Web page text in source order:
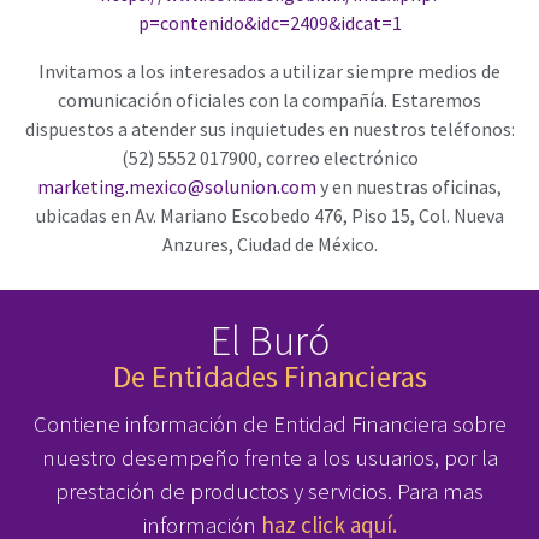
p=contenido&idc=2409&idcat=1
Invitamos a los interesados a utilizar siempre medios de
comunicación oficiales con la compañía. Estaremos
dispuestos a atender sus inquietudes en nuestros teléfonos:
(52) 5552 017900, correo electrónico
marketing.mexico@solunion.com y en nuestras oficinas,
ubicadas en Av. Mariano Escobedo 476, Piso 15, Col. Nueva
Anzures, Ciudad de México.
El Buró
De Entidades Financieras
Contiene información de Entidad Financiera sobre
nuestro desempeño frente a los usuarios, por la
prestación de productos y servicios. Para mas
información haz click aquí.